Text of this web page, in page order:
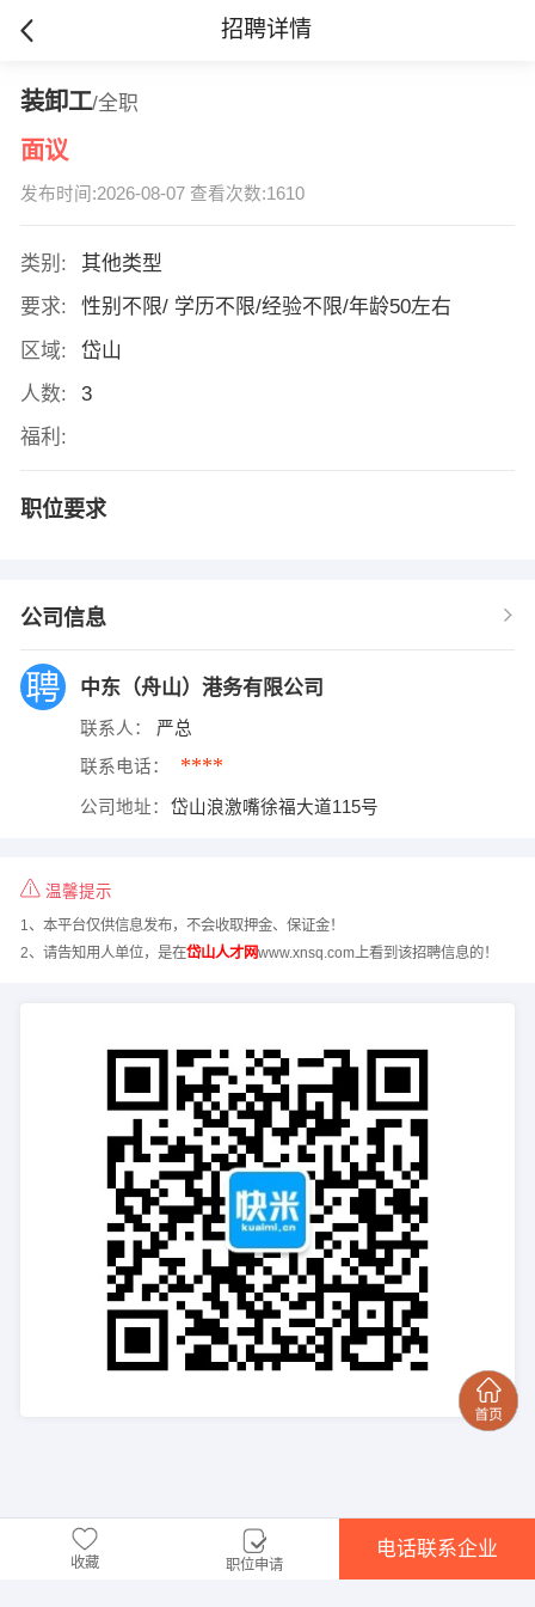
招聘详情
装卸工/全职
面议
发布时间:2026-08-07 查看次数:1610
类别:
其他类型
要求:
性别不限/ 学历不限/经验不限/年龄50左右
区域:
岱山
人数:
3
福利:
职位要求
公司信息
中东（舟山）港务有限公司
联系人： 严总
联系电话： ****
公司地址： 岱山浪激嘴徐福大道115号
温馨提示
1、本平台仅供信息发布，不会收取押金、保证金！
2、请告知用人单位，是在岱山人才网www.xnsq.com上看到该招聘信息的！
收藏 职位申请
电话联系企业